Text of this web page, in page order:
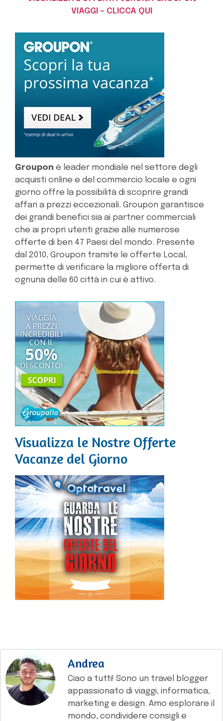
VIAGGI – CLICCA QUI
Groupon è leader mondiale nel settore degli
acquisti online e del commercio locale e ogni
giorno offre la possibilità di scoprire grandi
affari a prezzi eccezionali. Groupon garantisce
dei grandi benefici sia ai partner commerciali
che ai propri utenti grazie alle numerose
offerte di ben 47 Paesi del mondo. Presente
dal 2010, Groupon tramite le offerte Local,
permette di verificare la migliore offerta di
ognuna delle 60 città in cui è attivo.
Visualizza le Nostre Offerte
Vacanze del Giorno
Andrea
Ciao a tutti! Sono un travel blogger
appassionato di viaggi, informatica,
marketing e design. Amo esplorare il
mondo, condividere consigli e